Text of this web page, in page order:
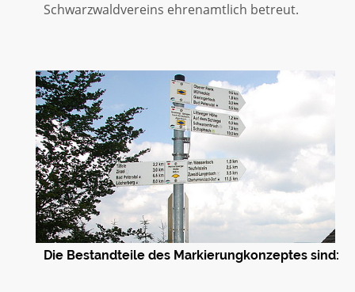
Schwarzwaldvereins ehrenamtlich betreut.
Die Bestandteile des Markierungkonzeptes sind: